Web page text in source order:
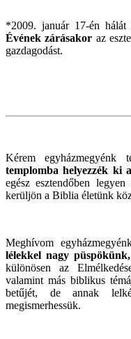
*2009. január 17-én
Évének zárásakor az
gazdagodást.
Kérem egyházmegyénk
templomba helyezzék ki
egész esztendőben
kerüljön a Biblia életünk
Meghívom
lélekkel nagy
különösen az
valamint más biblikus
betűjét, de annak
megismerhessük.